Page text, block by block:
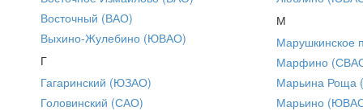
Восточный (ВАО)
Выхино-Жулебино (ЮВАО)
Г
Гагаринский (ЮЗАО)
Головинский (САО)
М
Марушкинское
Марфино
Марьина Роща
Марьино